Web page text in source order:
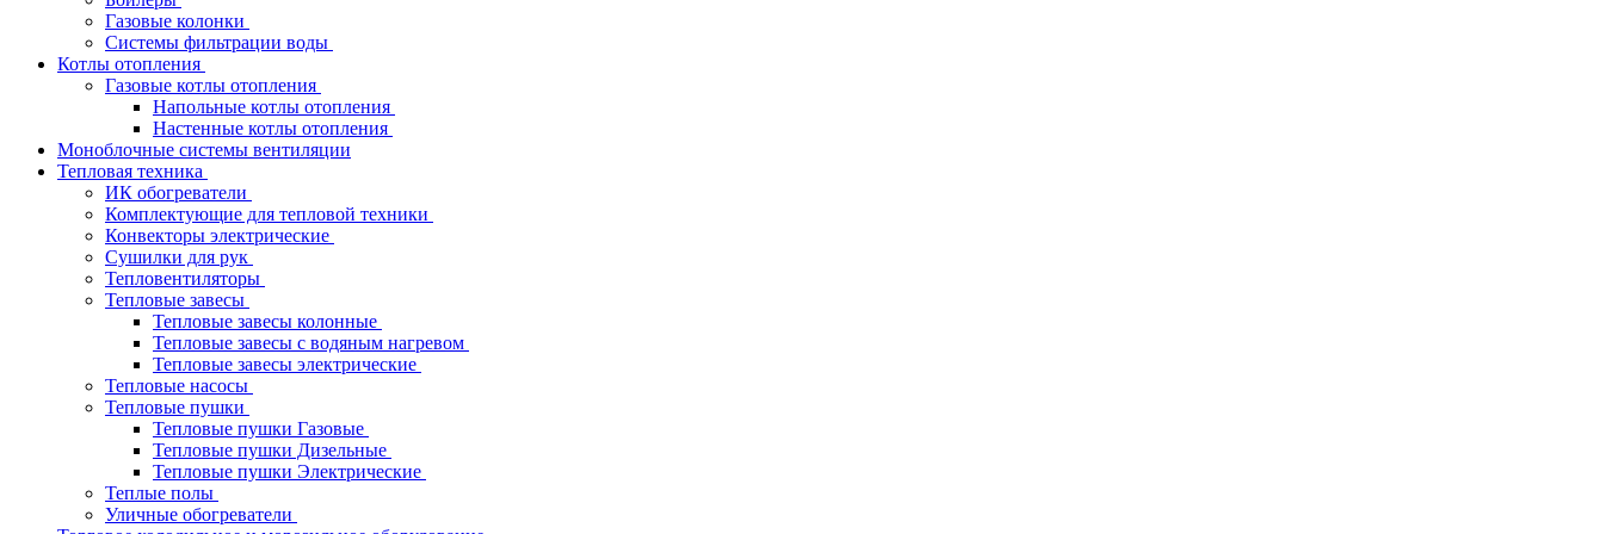
Газовые колонки
Системы фильтрации воды
Котлы отопления
Газовые котлы отопления
Напольные котлы отопления
Настенные котлы отопления
Моноблочные системы вентиляции
Тепловая техника
ИК обогреватели
Комплектующие для тепловой техники
Конвекторы электрические
Сушилки для рук
Тепловентиляторы
Тепловые завесы
Тепловые завесы колонные
Тепловые завесы с водяным нагревом
Тепловые завесы электрические
Тепловые насосы
Тепловые пушки
Тепловые пушки Газовые
Тепловые пушки Дизельные
Тепловые пушки Электрические
Теплые полы
Уличные обогреватели